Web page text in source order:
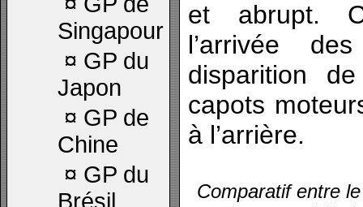
Singapour
¤ GP du
Japon
¤ GP de
Chine
¤ GP du
Brésil
et abrupt.
l’arrivée
disparition
capots
à l’arrière.
Comparatif entre